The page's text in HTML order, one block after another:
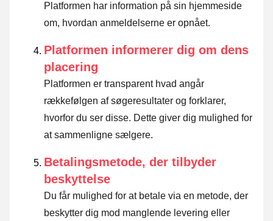
Platformen har information på sin hjemmeside
om, hvordan anmeldelserne er opnået.
Platformen informerer dig om dens
placering
Platformen er transparent hvad angår
rækkefølgen af søgeresultater og forklarer,
hvorfor du ser disse. Dette giver dig mulighed for
at sammenligne sælgere.
Betalingsmetode, der tilbyder
beskyttelse
Du får mulighed for at betale via en metode, der
beskytter dig mod manglende levering eller